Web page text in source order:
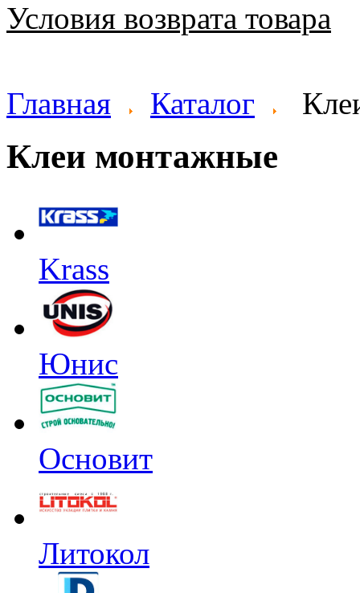
Условия возврата товара
Главная Каталог
Клеи монтажные
Krass
Юнис
Основит
Литокол